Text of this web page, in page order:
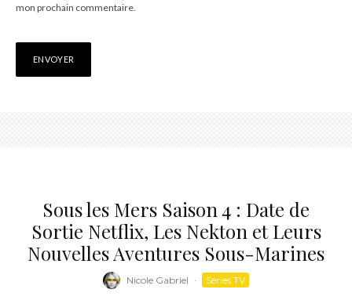
mon prochain commentaire.
Sous les Mers Saison 4 : Date de
Sortie Netflix, Les Nekton et Leurs
Nouvelles Aventures Sous-Marines
Nicole Gabriel · Séries TV